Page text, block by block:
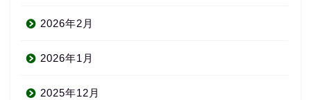
2026年2月
2026年1月
2025年12月